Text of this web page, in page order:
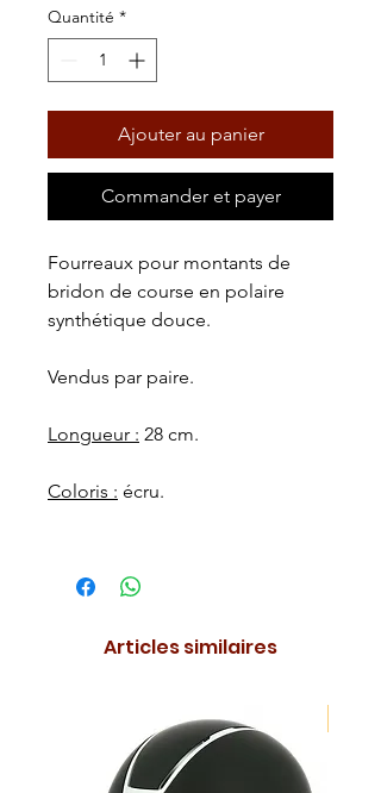
Quantité *
Ajouter au panier
Commander et payer
Fourreaux pour montants de
bridon de course en polaire
synthétique douce.
Vendus par paire.
Longueur : 28 cm.
Coloris : écru.
Articles similaires